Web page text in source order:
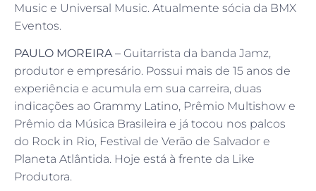
Music e Universal Music. Atualmente sócia da BMX
Eventos.
PAULO MOREIRA – Guitarrista da banda Jamz,
produtor e empresário. Possui mais de 15 anos de
experiência e acumula em sua carreira, duas
indicações ao Grammy Latino, Prêmio Multishow e
Prêmio da Música Brasileira e já tocou nos palcos
do Rock in Rio, Festival de Verão de Salvador e
Planeta Atlântida. Hoje está à frente da Like
Produtora.